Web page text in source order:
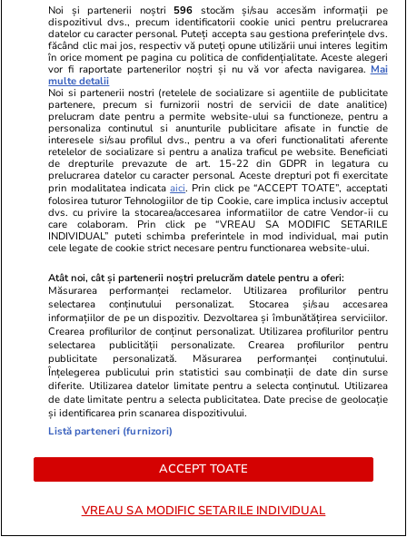
minimalismul japonez cu cel
scandinav
Știri România 18:00
De ce nu scad prețurile
apartamentelor în România,
deși se vând tot mai puține
locuințe
Știri România 17:44
MApN ar putea dirija traficul
aerian din România dacă
activitatea ROMATSA ar fi
suspendată, anunță Radu
Miruță
Știri România 17:13
Cum se raportează ministrul
Noi și partenerii noștri 596 stocăm și/sau accesăm informații pe
dispozitivul dvs., precum identificatorii cookie unici pentru prelucrarea
datelor cu caracter personal. Puteți accepta sau gestiona preferințele dvs.
făcând clic mai jos, respectiv vă puteți opune utilizării unui interes legitim
în orice moment pe pagina cu politica de confidențialitate. Aceste alegeri
vor fi raportate partenerilor noștri și nu vă vor afecta navigarea. Mai
multe detalii
Noi si partenerii nostri (retelele de socializare si agentiile de publicitate
partenere, precum si furnizorii nostri de servicii de date analitice)
prelucram date pentru a permite website-ului sa functioneze, pentru a
personaliza continutul si anunturile publicitare afisate in functie de
interesele si/sau profilul dvs., pentru a va oferi functionalitati aferente
retelelor de socializare si pentru a analiza traficul pe website. Beneficiati
de drepturile prevazute de art. 15-22 din GDPR in legatura cu
prelucrarea datelor cu caracter personal. Aceste drepturi pot fi exercitate
prin modalitatea indicataaici. Prin click pe “ACCEPT TOATE”, acceptati
folosirea tuturor Tehnologiilor de tip Cookie, care implica inclusiv acceptul
dvs. cu privire la stocarea/accesarea informatiilor de catre Vendor-ii cu
care colaboram. Prin click pe “VREAU SA MODIFIC SETARILE
INDIVIDUAL” puteti schimba preferintele in mod individual, mai putin
cele legate de cookie strict necesare pentru functionarea website-ului.
Atât noi, cât și partenerii noștri prelucrăm datele pentru a oferi:
Măsurarea performanței reclamelor. Utilizarea profilurilor pentru
selectarea conținutului personalizat. Stocarea și/sau accesarea
informațiilor de pe un dispozitiv. Dezvoltarea și îmbunătățirea serviciilor.
Crearea profilurilor de conținut personalizat. Utilizarea profilurilor pentru
selectarea publicității personalizate. Crearea profilurilor pentru
publicitate personalizată. Măsurarea performanței conținutului.
Înțelegerea publicului prin statistici sau combinații de date din surse
diferite. Utilizarea datelor limitate pentru a selecta conținutul. Utilizarea
de date limitate pentru a selecta publicitatea. Date precise de geolocație
și identificarea prin scanarea dispozitivului.
Listă parteneri (furnizori)
ACCEPT TOATE
VREAU SA MODIFIC SETARILE INDIVIDUAL